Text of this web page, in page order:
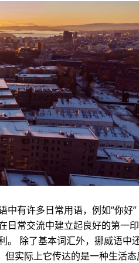
有许多日常用语，例如“你好”
日常交流中建立起良好的第一
。 除了基本词汇外，挪威语中
实际上它传达的是一种生活